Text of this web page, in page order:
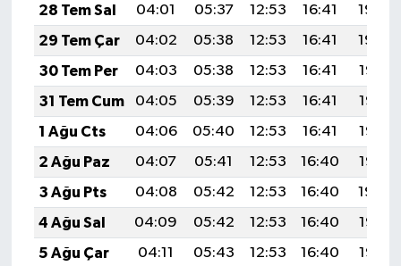
28 Tem Sal
04:01 05:37 12:53 16:41
19:59
29 Tem Çar
04:02 05:38 12:53 16:41
19:59
30 Tem Per
04:03 05:38 12:53 16:41
19:58
31 Tem Cum
04:05 05:39 12:53 16:41
19:57
1 Ağu Cts
04:06 05:40 12:53 16:41
19:56
2 Ağu Paz
04:07 05:41 12:53 16:40
19:55
3 Ağu Pts
04:08 05:42 12:53 16:40
19:54
4 Ağu Sal
04:09 05:42 12:53 16:40
19:53
5 Ağu Çar
04:11 05:43 12:53 16:40
19:52